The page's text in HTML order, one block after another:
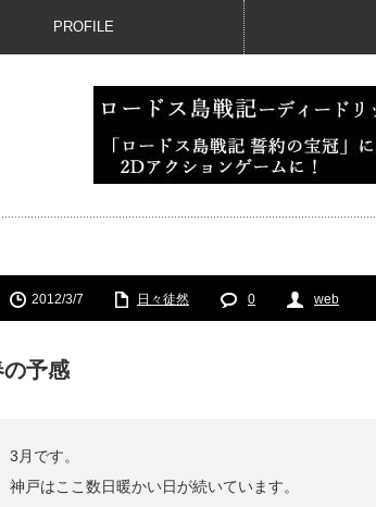
PROFILE
2012/3/7 日々徒然 0 web
の予感
3月です。
神戸はここ数日暖かい日が続いています。